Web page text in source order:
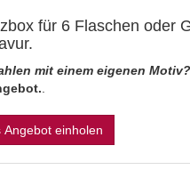
für 6 Flaschen oder
mit einem eigenen Motiv?
Angebot einholen